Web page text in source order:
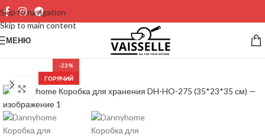
Skip to navigation
Skip to main content
МЕНЮ
-23%
ГОРЯЧИЙ
Нажмите, чтобы увеличить изображение